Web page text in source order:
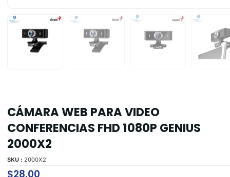
CÁMARA WEB PARA VIDEO
CONFERENCIAS FHD 1080P GENIUS
2000X2
SKU : 2000X2